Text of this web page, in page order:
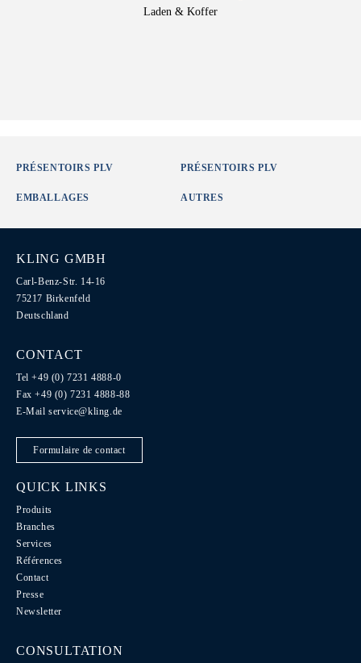
Laden & Koffer
PRÉSENTOIRS PLV PRÉSENTOIRS PLV
EMBALLAGES AUTRES
KLING GMBH
Carl-Benz-Str. 14-16
75217 Birkenfeld
Deutschland
CONTACT
Tel +49 (0) 7231 4888-0
Fax +49 (0) 7231 4888-88
E-Mailservice@kling.de
Formulaire de contact
QUICK LINKS
Produits
Branches
Services
Références
Contact
Presse
Newsletter
CONSULTATION